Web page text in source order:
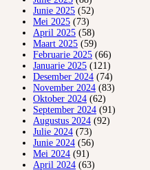
Junie 2025 (52)
Mei 2025 (73)
April 2025 (58)
Maart 2025 (59)
Februarie 2025 (66)
Januarie 2025 (121)
Desember 2024 (74)
November 2024 (83)
Oktober 2024 (62)
September 2024 (91)
Augustus 2024 (92)
Julie 2024 (73)
Junie 2024 (56)
Mei 2024 (91)
April 2024 (63)